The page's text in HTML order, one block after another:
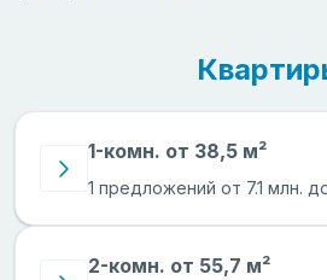
1-комн. от 38,5 м²
1 предложений от 7.1 млн.
2-комн. от 55,7 м²